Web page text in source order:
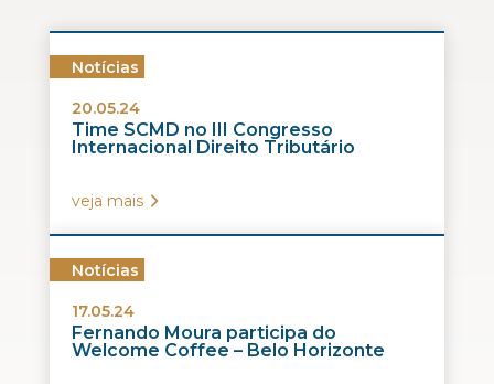
Notícias
20.05.24
Time SCMD no III Congresso
Internacional Direito Tributário
veja mais
Notícias
17.05.24
Fernando Moura participa do
Welcome Coffee – Belo Horizonte